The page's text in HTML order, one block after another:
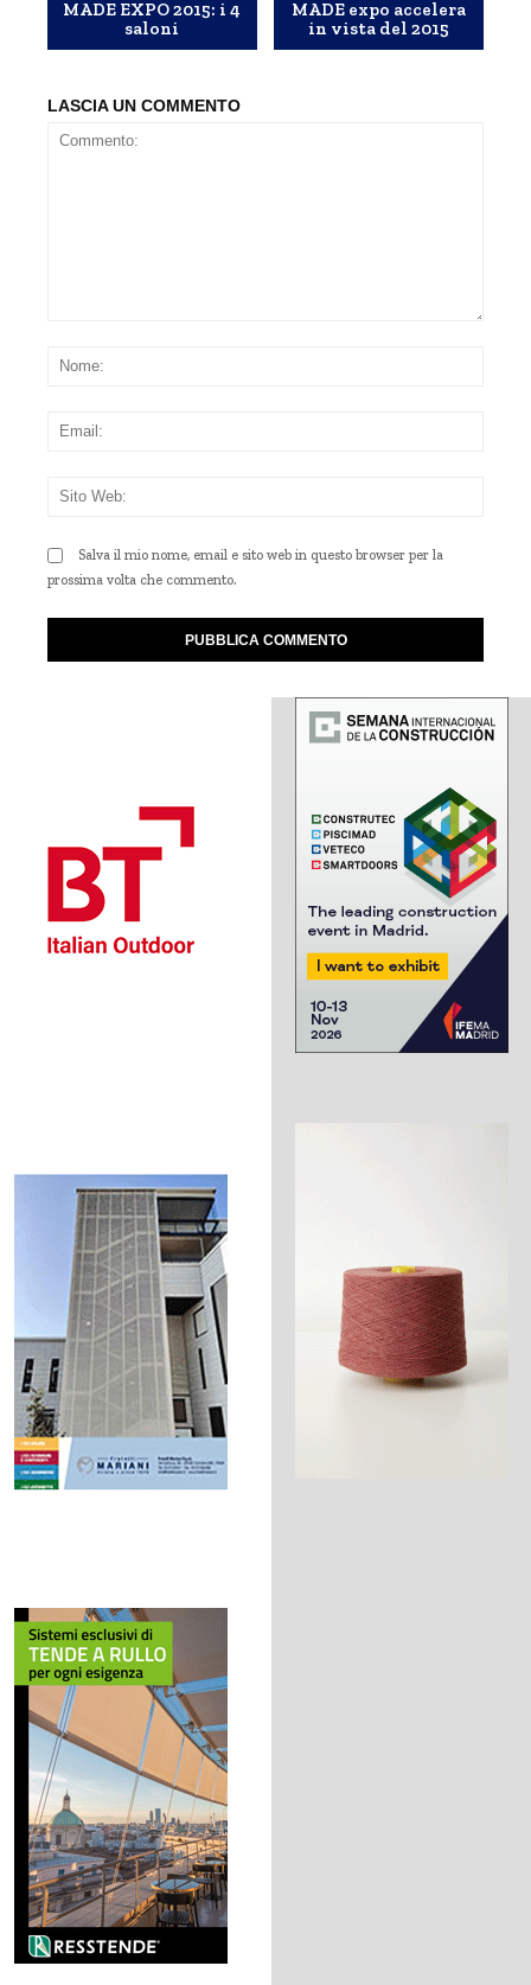
MADE EXPO 2015: i 4
saloni
MADE expo accelera
in vista del 2015
LASCIA UN COMMENTO
Salva il mio nome, email e sito web in questo browser per la
prossima volta che commento.